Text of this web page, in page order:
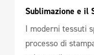
Sublimazione e il
I moderni tessuti
processo di